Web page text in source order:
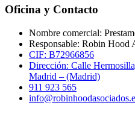
Oficina y Contacto
Nombre comercial:
Responsable: Robin Hood
CIF: B72966856
Dirección: Calle
Madrid – (Madrid)
911 923 565